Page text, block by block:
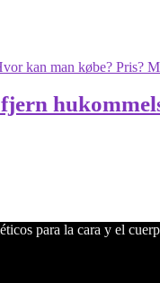
para la cara y el